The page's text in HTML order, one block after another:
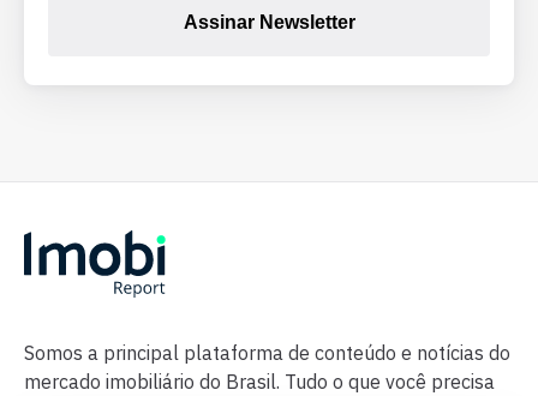
Assinar Newsletter
Somos a principal plataforma de conteúdo e notícias do
mercado imobiliário do Brasil. Tudo o que você precisa